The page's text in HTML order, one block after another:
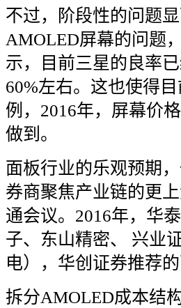
不过，阶段性的问题
AMOLED屏幕的问题
示，目前三星的良率
60%左右。这也使得
例， 2016年，屏幕价
做到。
面板行业的乐观预期
券商聚焦产业链的更
通会议。 2016年，华
子、东山精密、
兴业
电），华创证券推荐
拆分AMOLED成本结